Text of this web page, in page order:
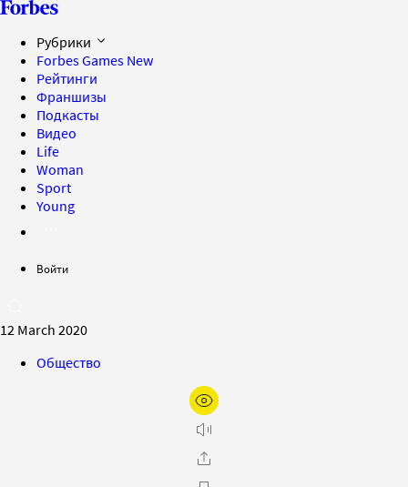
Рубрики
Forbes Games New
Рейтинги
Франшизы
Подкасты
Видео
Life
Woman
Sport
Young
Войти
12 March 2020
Общество